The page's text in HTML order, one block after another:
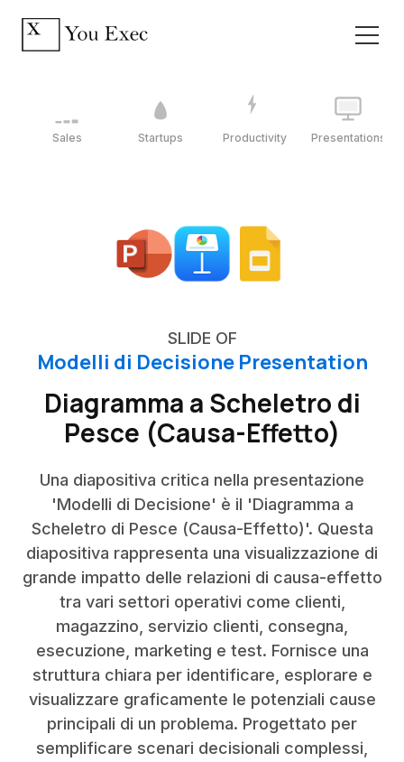
Sales Startups Productivity Presentations
SLIDE OF
Modelli di Decisione Presentation
Diagramma a Scheletro di
Pesce (Causa-Effetto)
Una diapositiva critica nella presentazione
'Modelli di Decisione' è il 'Diagramma a
Scheletro di Pesce (Causa-Effetto)'. Questa
diapositiva rappresenta una visualizzazione di
grande impatto delle relazioni di causa-effetto
tra vari settori operativi come clienti,
magazzino, servizio clienti, consegna,
esecuzione, marketing e test. Fornisce una
struttura chiara per identificare, esplorare e
visualizzare graficamente le potenziali cause
principali di un problema. Progettato per
semplificare scenari decisionali complessi,